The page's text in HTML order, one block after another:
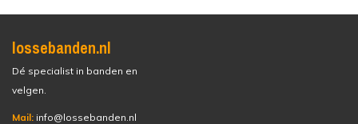
lossebanden.nl
Dé specialist in banden en
velgen.
Mail: info@lossebanden.nl